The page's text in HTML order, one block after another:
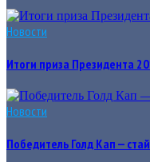
Новости
Итоги приза Президента
Новости
Победитель Голд Кап —